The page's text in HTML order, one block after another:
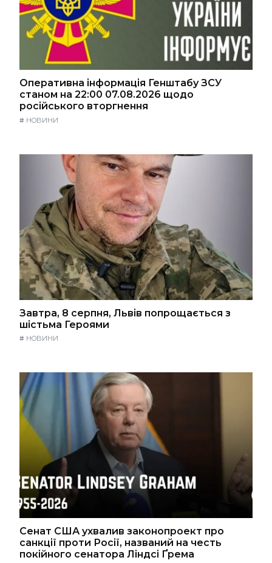
Оперативна інформація Генштабу ЗСУ
станом на 22:00 07.08.2026 щодо
російського вторгнення
# НОВИНИ
Завтра, 8 серпня, Львів попрощається з
шістьма Героями
# НОВИНИ
Сенат США ухвалив законопроект про
санкції проти Росії, названий на честь
покійного сенатора Ліндсі Ґрема